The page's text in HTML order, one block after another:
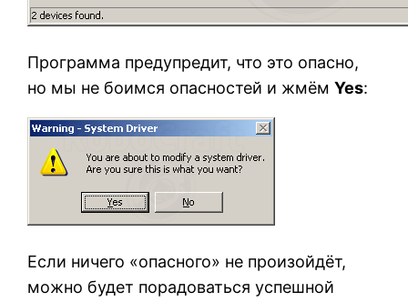
Программа предупредит, что это опасно,
но мы не боимся опасностей и жмёмYes:
Если ничего «опасного» не произойдёт,
можно будет порадоваться успешной